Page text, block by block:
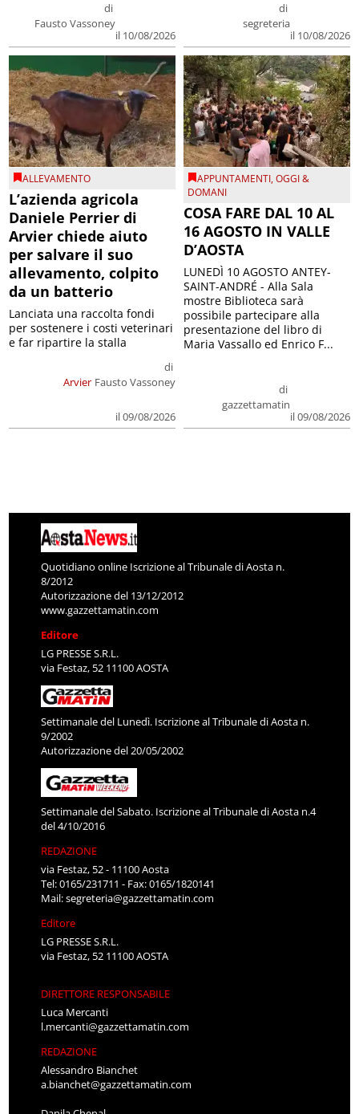
di
Fausto Vassoney
il 10/08/2026
di
segreteria
il 10/08/2026
ALLEVAMENTO
L’azienda agricola
Daniele Perrier di
Arvier chiede aiuto
per salvare il suo
allevamento, colpito
da un batterio
Arvier
di
Fausto Vassoney
il 09/08/2026
Lanciata una raccolta fondi
per sostenere i costi veterinari
e far ripartire la stalla
APPUNTAMENTI,OGGI &
DOMANI
COSA FARE DAL 10 AL
16 AGOSTO IN VALLE
D’AOSTA
di
gazzettamatin
il 09/08/2026
LUNEDÌ 10 AGOSTO ANTEY-
SAINT-ANDRÉ - Alla Sala
mostre Biblioteca sarà
possibile partecipare alla
presentazione del libro di
Maria Vassallo ed Enrico F...
Quotidiano online Iscrizione al Tribunale di Aosta n.
8/2012
Autorizzazione del 13/12/2012
www.gazzettamatin.com
Editore
LG PRESSE S.R.L.
via Festaz, 52 11100 AOSTA
Settimanale del Lunedì. Iscrizione al Tribunale di Aosta n.
9/2002
Autorizzazione del 20/05/2002
Settimanale del Sabato. Iscrizione al Tribunale di Aosta n.4
del 4/10/2016
REDAZIONE
via Festaz, 52 - 11100 Aosta
Tel: 0165/231711 - Fax: 0165/1820141
Mail:segreteria@gazzettamatin.com
Editore
LG PRESSE S.R.L.
via Festaz, 52 11100 AOSTA
DIRETTORE RESPONSABILE
Luca Mercanti
l.mercanti@gazzettamatin.com
REDAZIONE
Alessandro Bianchet
a.bianchet@gazzettamatin.com